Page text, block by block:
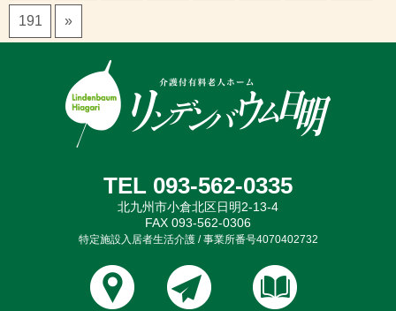
191 »
TEL 093-562-0335
北九州市小倉北区日明2-13-4
FAX 093-562-0306
特定施設入居者生活介護 / 事業所番号4070402732